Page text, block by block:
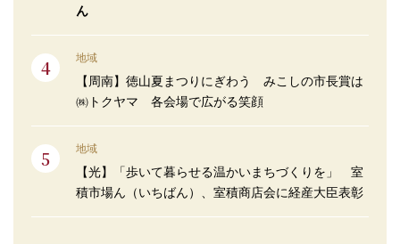
ん
地域
【周南】徳山夏まつりにぎわう みこしの市長賞は
㈱トクヤマ 各会場で広がる笑顔
地域
【光】「歩いて暮らせる温かいまちづくりを」 室
積市場ん（いちばん）、室積商店会に経産大臣表彰